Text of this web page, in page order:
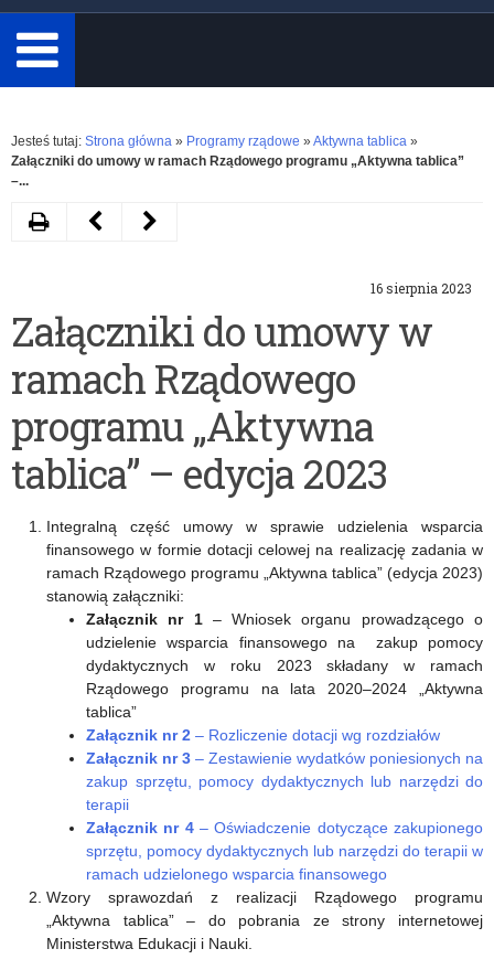
minimum
3
znaki.
Rozwiń
Jesteś tutaj: Strona główna » Programy rządowe » Aktywna tablica »
Załączniki do umowy w ramach Rządowego programu „Aktywna tablica”
–...
16 sierpnia 2023
Załączniki do umowy w
ramach Rządowego
programu „Aktywna
tablica” – edycja 2023
Integralną część umowy w sprawie udzielenia wsparcia
finansowego w formie dotacji celowej na realizację zadania w
ramach Rządowego programu „Aktywna tablica” (edycja 2023)
stanowią załączniki:
Załącznik nr 1– Wniosek organu prowadzącego o
udzielenie wsparcia finansowego na zakup pomocy
dydaktycznych w roku 2023 składany w ramach
Rządowego programu na lata 2020–2024 „Aktywna
tablica”
Załącznik nr 2 – Rozliczenie dotacji wg rozdziałów
Załącznik nr 3 – Zestawienie wydatków poniesionych na
zakup sprzętu, pomocy dydaktycznych lub narzędzi do
terapii
Załącznik nr 4– Oświadczenie dotyczące zakupionego
sprzętu, pomocy dydaktycznych lub narzędzi do terapii w
ramach udzielonego wsparcia finansowego
Wzory sprawozdań z realizacji Rządowego programu
„Aktywna tablica” – do pobrania ze strony internetowej
Ministerstwa Edukacji i Nauki.
DrukujNastępny
finansowe
dla
innowacyjnych
metod
pracy
–
„Aktywna
tablica”
Poprzedni
program
„Aktywna
–
wsparcie
finansowe
w
2023
roku